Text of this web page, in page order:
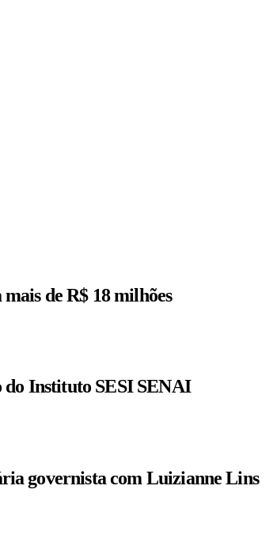
de R$ 18 milhões
do Instituto SESI SENAI
governista com Luizianne Lins